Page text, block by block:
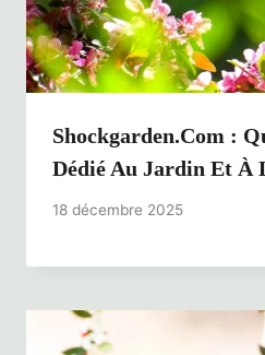
Shockgarden.com :
Dédié Au Jardin Et À
18 décembre 2025